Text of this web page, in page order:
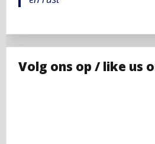
Volg ons op / like us